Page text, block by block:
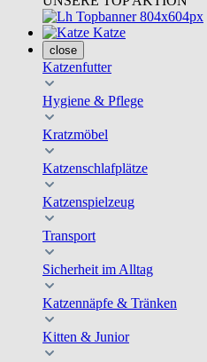
Katze
close
Katzenfutter
Hygiene & Pflege
Kratzmöbel
Katzenschlafplätze
Katzenspielzeug
Transport
Sicherheit im Alltag
Katzennäpfe & Tränken
Kitten & Junior